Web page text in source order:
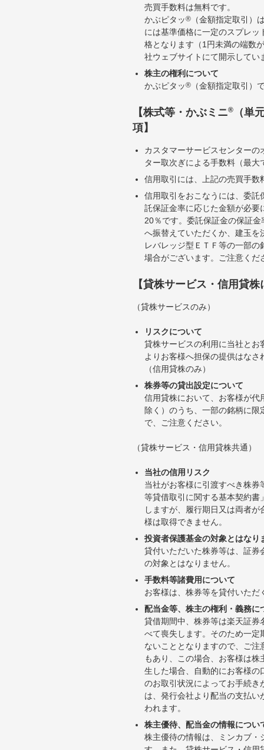
売買手数料は無料です。
かぶピタッ®
（金額指定取引）
には基準価格に一定のスプレ
格となります（1円未満の端数
社ウェブサイトにて開示して
株主の権利について
かぶピタッ® （金額指定取引）
【株式等・かぶミニ®
（単
項】
カスタマーサービスセンター
ター取次ぎによる手数料（最
信用取引には、上記の売買手
信用取引をおこなうには、委
託保証金率に応じた金額が必
20％です。委託保証金の保証
へ振替えていただくか、建玉
レバレッジ型ＥＴＦ等の一部
場合がございます。ご注意くだ
【貸株サービス・信用貸
（貸株サービスのみ）
リスクについて
貸株サービスの利用に当社と
よりお客様へ担保の提供はな
（信用貸株のみ）
株券等の貸出設定について
信用貸株において、お客様が
除く）のうち、一部の銘柄に
で、ご注意ください。
（貸株サービス・信用貸株共通）
当社の信用リスク
当社がお客様に引渡すべき株
等貸借取引に関する基本契約
しますが、履行期日又は両者
様は取得できません。
投資者保護基金の対象とはなり
貸付いただいた株券等は、証
の対象とはなりません。
手数料等諸費用について
お客様は、株券等を貸付いた
配当金等、株主の権利・義務に
貸借期間中、株券等は楽天証
べて喪失します。そのため一
ないこととなりますので、ご
もあり、この場合、お客様は
生した場合、自動的にお客様
のお取引状況によってお手続
は、発行会社より配当の支払
われます。
株主優待、配当金の情報につい
株主優待の情報は、ミンカブ